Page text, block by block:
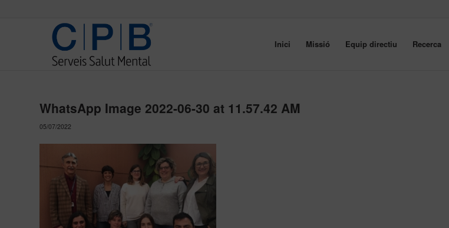
Inici Missió Equip directiu Recerca
WhatsApp Image 2022-06-30 at 11.57.42 AM
05/07/2022